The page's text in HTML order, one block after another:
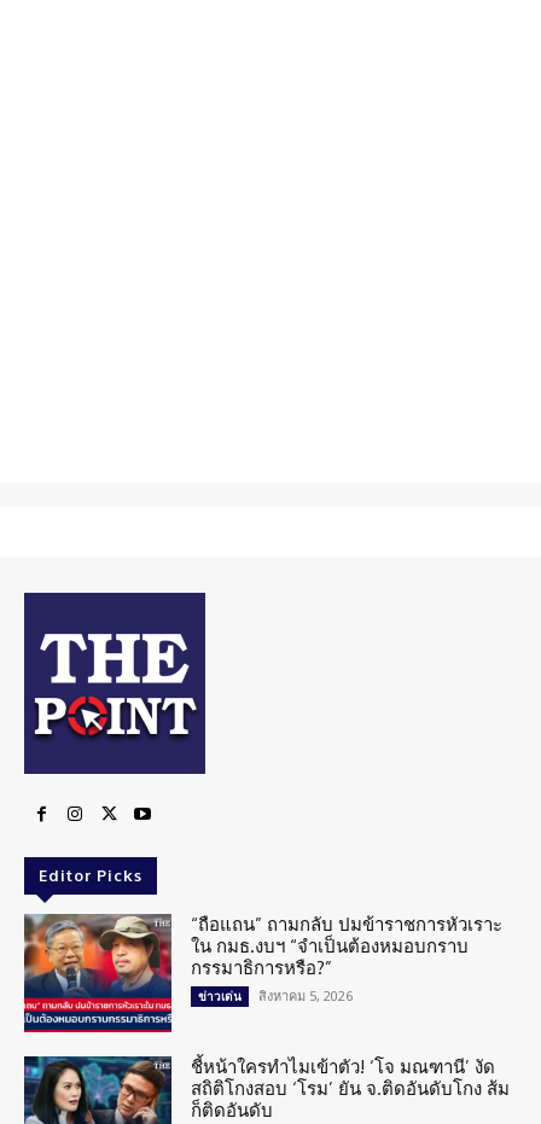
Editor Picks
“ถือแถน” ถามกลับ ปมข้าราชการหัวเราะ
ใน กมธ.งบฯ “จำเป็นต้องหมอบกราบ
กรรมาธิการหรือ?”
ข่าวเด่น สิงหาคม 5, 2026
ชี้หน้าใครทำไมเข้าตัว! ‘โจ มณฑานี’ งัด
สถิติโกงสอบ ‘โรม’ ยัน จ.ติดอันดับโกง ส้ม
ก็ติดอันดับ